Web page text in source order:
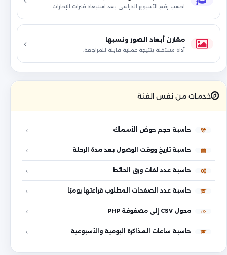
احسب رقم الأسبوع الدراسي بعد استبعاد فترات الإجازات.
مقارن أبعاد الصور ونسبها
أداة مستقلة بنتيجة عملية قابلة للمراجعة.
خدمات من نفس الفئة
حاسبة حجم حوض الأسماك
حاسبة تاريخ ووقت الوصول بعد مدة الرحلة
حاسبة عدد لفات ورق الحائط
حاسبة عدد الصفحات المطلوب قراءتها يوميًا
محول CSV إلى مصفوفة PHP
حاسبة ساعات المذاكرة اليومية والأسبوعية